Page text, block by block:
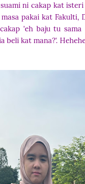
ni cakap kat
pakai kat Fakulti,
'eh baju tu sama
beli kat mana?'.